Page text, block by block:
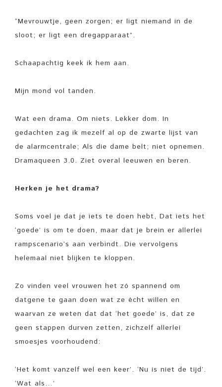
“Mevrouwtje, geen zorgen; er ligt niemand in de
sloot; er ligt een dregapparaat”.
Schaapachtig keek ik hem aan.
Mijn mond vol tanden.
Wat een drama. Om niets. Lekker dom. In
gedachten zag ik mezelf al op de zwarte lijst van
de alarmcentrale; Als die dame belt; niet opnemen.
Dramaqueen 3.0. Ziet overal leeuwen en beren.
Herken je het drama?
Soms voel je dat je iets te doen hebt, Dat iets het
‘goede’ is om te doen, maar dat je brein er allerlei
rampscenario’s aan verbindt. Die vervolgens
helemaal niet blijken te kloppen.
Zo vinden veel vrouwen het zó spannend om
datgene te gaan doen wat ze écht willen en
waarvan ze weten dat dat ‘het goede’ is, dat ze
geen stappen durven zetten, zichzelf allerlei
smoesjes voorhoudend:
‘Het komt vanzelf wel een keer’. ‘Nu is niet de tijd’.
‘Wat als…’